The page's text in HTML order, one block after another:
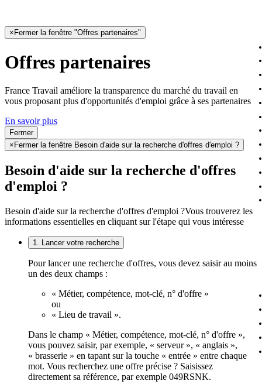
× Fermer la fenêtre "Offres partenaires"
Offres partenaires
France Travail améliore la transparence du marché du travail en
vous proposant plus d'opportunités d'emploi grâce à ses partenaires
En savoir plus
Fermer
× Fermer la fenêtre Besoin d'aide sur la recherche d'offres d'emploi ?
Besoin d'aide sur la recherche d'offres
d'emploi ?
Besoin d'aide sur la recherche d'offres d'emploi ?Vous trouverez les
informations essentielles en cliquant sur l'étape qui vous intéresse
1. Lancer votre recherche
Pour lancer une recherche d'offres, vous devez saisir au moins
un des deux champs :
« Métier, compétence, mot-clé, n° d'offre »
ou
« Lieu de travail ».
Dans le champ « Métier, compétence, mot-clé, n° d'offre »,
vous pouvez saisir, par exemple, « serveur », « anglais »,
« brasserie » en tapant sur la touche « entrée » entre chaque
mot. Vous recherchez une offre précise ? Saisissez
directement sa référence, par exemple 049RSNK.